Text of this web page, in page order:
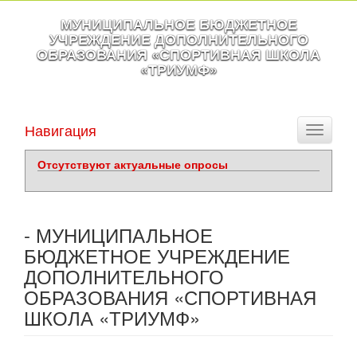
МУНИЦИПАЛЬНОЕ БЮДЖЕТНОЕ
УЧРЕЖДЕНИЕ ДОПОЛНИТЕЛЬНОГО
ОБРАЗОВАНИЯ «СПОРТИВНАЯ ШКОЛА
«ТРИУМФ»
Toggle
Навигация
Отсутствуют актуальные опросы
- МУНИЦИПАЛЬНОЕ
БЮДЖЕТНОЕ УЧРЕЖДЕНИЕ
ДОПОЛНИТЕЛЬНОГО
ОБРАЗОВАНИЯ «СПОРТИВНАЯ
ШКОЛА «ТРИУМФ»